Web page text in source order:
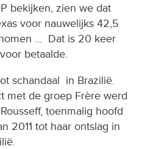
bekijken, zien we dat
voor nauwelijks 42,5
... Dat is 20 keer
betaalde.
schandaal in Brazilië.
met de groep Frère werd
toenmalig hoofd
2011 tot haar ontslag in